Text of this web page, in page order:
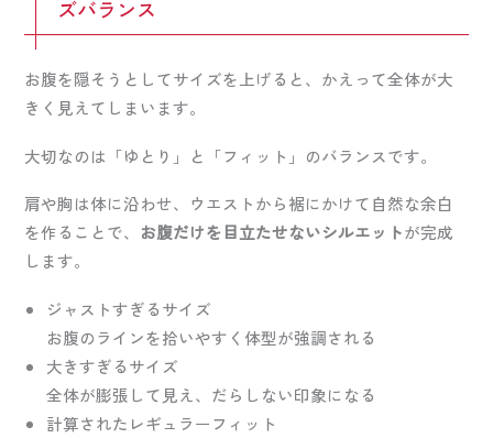
ズバランス
お腹を隠そうとしてサイズを上げると、かえって全体が大
きく見えてしまいます。
大切なのは「ゆとり」と「フィット」のバランスです。
肩や胸は体に沿わせ、ウエストから裾にかけて自然な余白
を作ることで、 お腹だけを目立たせないシルエットが完成
します。
ジャストすぎるサイズ
お腹のラインを拾いやすく体型が強調される
大きすぎるサイズ
全体が膨張して見え、だらしない印象になる
計算されたレギュラーフィット